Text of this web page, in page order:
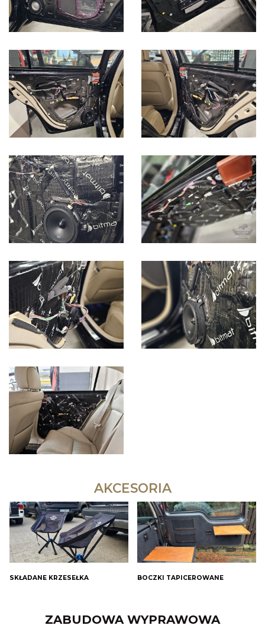
AKCESORIA
SKŁADANE KRZESEŁKA BOCZKI TAPICEROWANE
ZABUDOWA WYPRAWOWA